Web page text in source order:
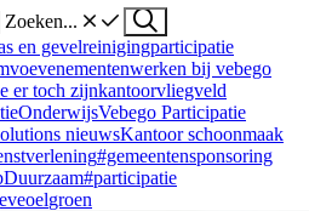
Zoeken...
en gevelreinigingparticipatie
evenementenwerken bij vebego
er toch zijnkantoorvliegveld
OnderwijsVebego Participatie
nieuwsKantoor schoonmaak
#gemeentensponsoring
Duurzaam#participatie
groen